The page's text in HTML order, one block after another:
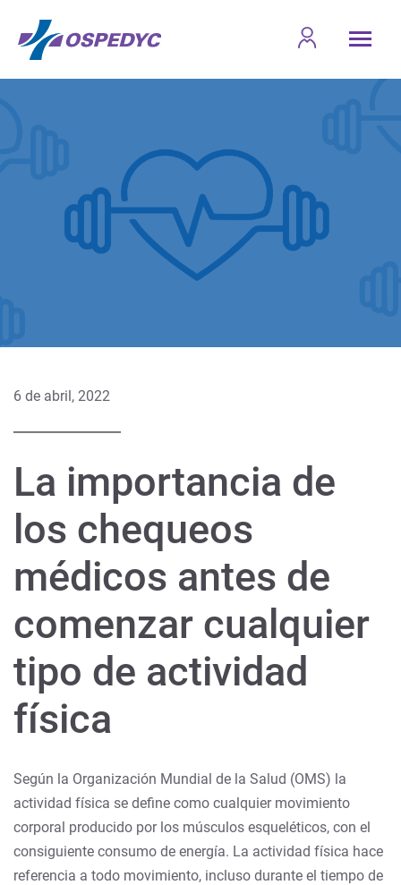
6 de abril, 2022
La importancia de
los chequeos
médicos antes de
comenzar cualquier
tipo de actividad
física
Según la Organización Mundial de la Salud (OMS) la
actividad física se define como cualquier movimiento
corporal producido por los músculos esqueléticos, con el
consiguiente consumo de energía. La actividad física hace
referencia a todo movimiento, incluso durante el tiempo de